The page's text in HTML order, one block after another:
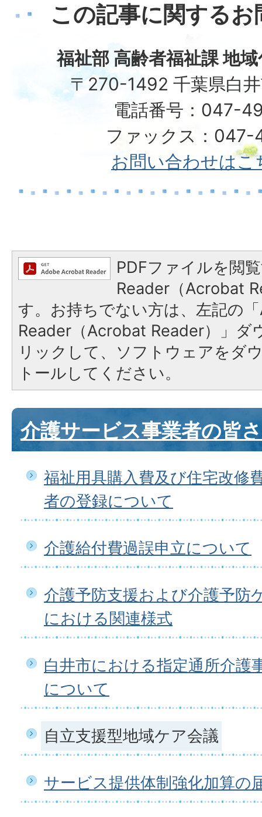
この記事に関する
福祉部 高齢者福祉課 地
〒270-1492 千葉県白
電話番号：047-
ファックス：047-
お問い合わせはこ
PDFファイルを閲
Reader（Acrobat
す。お持ちでない方は、左記の
Reader（Acrobat Reader）」ダ
リックして、ソフトウェアをダ
トールしてください。
介護サービス事業者の皆
福祉用具購入費及び住宅改修
者の登録について
介護給付費過誤申立について
介護予防支援および介護予防
における関連様式
白井市における指定通所介護
について
自立支援型地域ケア会議
サービス提供体制強化加算の